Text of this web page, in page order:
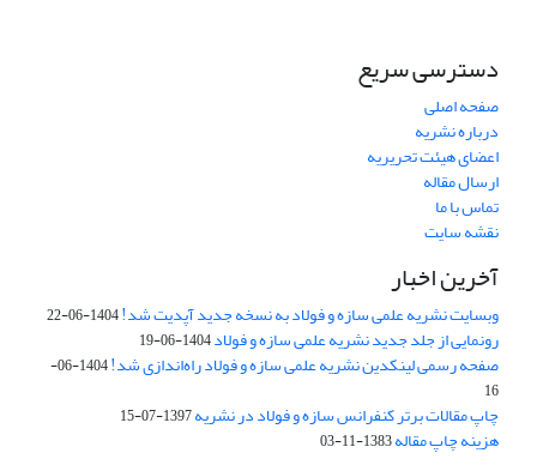
دسترسی سریع
صفحه اصلی
درباره نشریه
اعضای هیئت تحریریه
ارسال مقاله
تماس با ما
نقشه سایت
آخرین اخبار
وبسایت نشریه علمی سازه و فولاد به نسخه جدید آپدیت شد!1404-06-22
رونمایی از جلد جدید نشریه علمی سازه و فولاد1404-06-19
صفحه رسمی لینکدین نشریه علمی سازه و فولاد راه‌اندازی شد!
1404-06-
16
چاپ مقالات برتر کنفرانس سازه و فولاد در نشریه1397-07-15
هزینه چاپ مقاله1383-11-03